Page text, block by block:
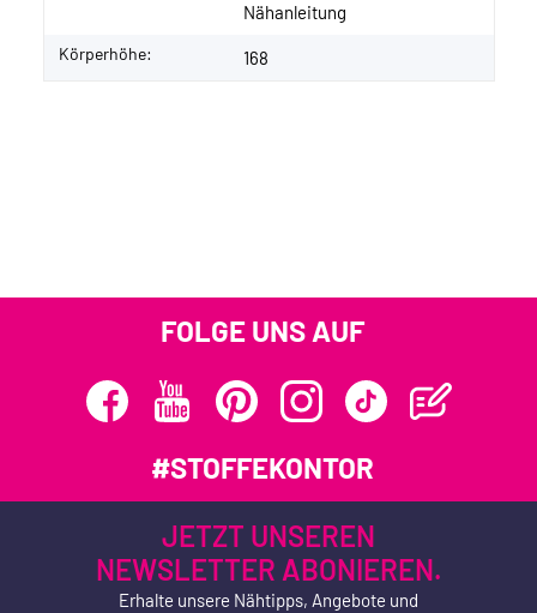
Nähanleitung
Körperhöhe: 168
FOLGE UNS AUF
#STOFFEKONTOR
JETZT UNSEREN
NEWSLETTER ABONIEREN.
Erhalte unsere Nähtipps, Angebote und